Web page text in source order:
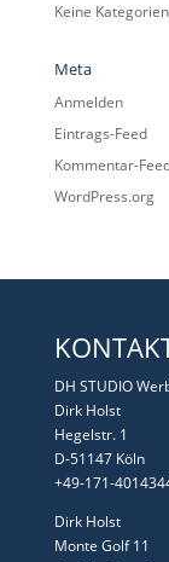
Keine Kategorien
Meta
Anmelden
Eintrags-Feed
Kommentar-
WordPress.org
DH STUDIO
Dirk Holst
Hegelstr. 1
D-51147 Köln
+49-171-
Dirk Holst
Monte Golf 11